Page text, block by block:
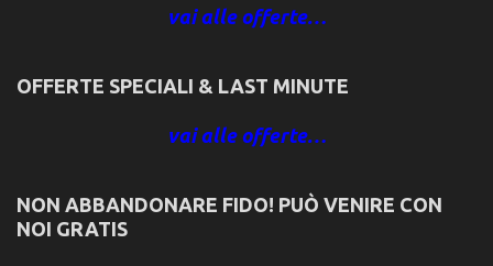
vai alle offerte…
OFFERTE SPECIALI & LAST MINUTE
vai alle offerte…
NON ABBANDONARE FIDO! PUÒ VENIRE CON
NOI GRATIS